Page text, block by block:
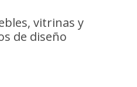
vitrinas y
de diseño